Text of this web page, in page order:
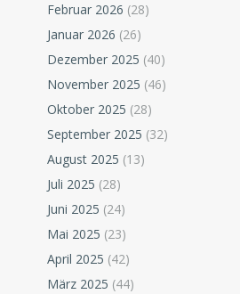
Februar 2026 (28)
Januar 2026 (26)
Dezember 2025 (40)
November 2025 (46)
Oktober 2025 (28)
September 2025 (32)
August 2025 (13)
Juli 2025 (28)
Juni 2025 (24)
Mai 2025 (23)
April 2025 (42)
März 2025 (44)